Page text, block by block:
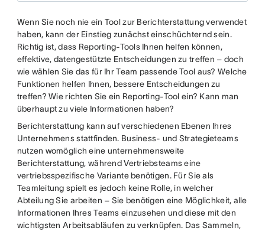
Wenn Sie noch nie ein Tool zur Berichterstattung verwendet
haben, kann der Einstieg zunächst einschüchternd sein.
Richtig ist, dass Reporting-Tools Ihnen helfen können,
effektive, datengestützte Entscheidungen zu treffen – doch
wie wählen Sie das für Ihr Team passende Tool aus? Welche
Funktionen helfen Ihnen, bessere Entscheidungen zu
treffen? Wie richten Sie ein Reporting-Tool ein? Kann man
überhaupt zu viele Informationen haben?
Berichterstattung kann auf verschiedenen Ebenen Ihres
Unternehmens stattfinden. Business- und Strategieteams
nutzen womöglich eine unternehmensweite
Berichterstattung, während Vertriebsteams eine
vertriebsspezifische Variante benötigen. Für Sie als
Teamleitung spielt es jedoch keine Rolle, in welcher
Abteilung Sie arbeiten – Sie benötigen eine Möglichkeit, alle
Informationen Ihres Teams einzusehen und diese mit den
wichtigsten Arbeitsabläufen zu verknüpfen. Das Sammeln,